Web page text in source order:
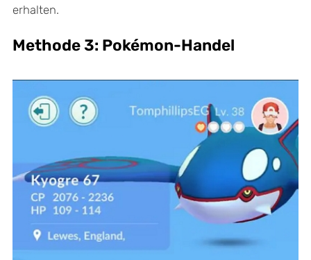
erhalten.
Methode 3: Pokémon-Handel